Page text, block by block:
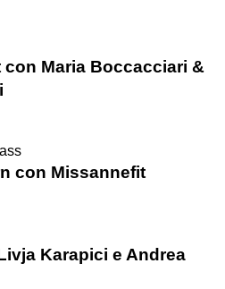
Maria Boccacciari &
con Missannefit
Karapici e Andrea